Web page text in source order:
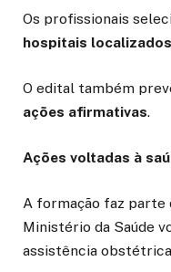
Os profissionais
hospitais
O edital também
ações afirmativas.
Ações voltadas à
A formação faz parte
Ministério da Saúde
assistência